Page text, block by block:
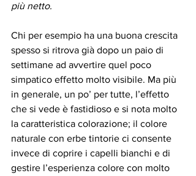
più netto.
Chi per esempio ha una buona crescita
spesso si ritrova già dopo un paio di
settimane ad avvertire quel poco
simpatico effetto molto visibile. Ma più
in generale, un po’ per tutte, l’effetto
che si vede è fastidioso e si nota molto
la caratteristica colorazione; il colore
naturale con erbe tintorie ci consente
invece di coprire i capelli bianchi e di
gestire l’esperienza colore con molto